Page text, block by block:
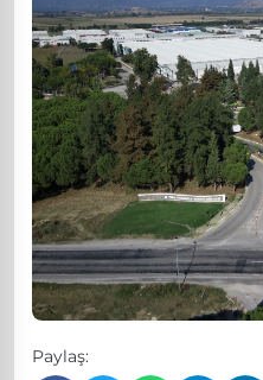
Paylaş: